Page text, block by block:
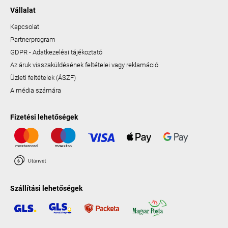
Vállalat
Kapcsolat
Partnerprogram
GDPR - Adatkezelési tájékoztató
Az áruk visszaküldésének feltételei vagy reklamáció
Üzleti feltételek (ÁSZF)
A média számára
Fizetési lehetőségek
Szállítási lehetőségek